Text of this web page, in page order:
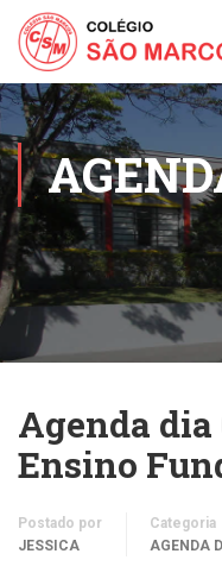
Agenda dia
Ensino
Postado por
JESSICA
Categoria
AGENDA